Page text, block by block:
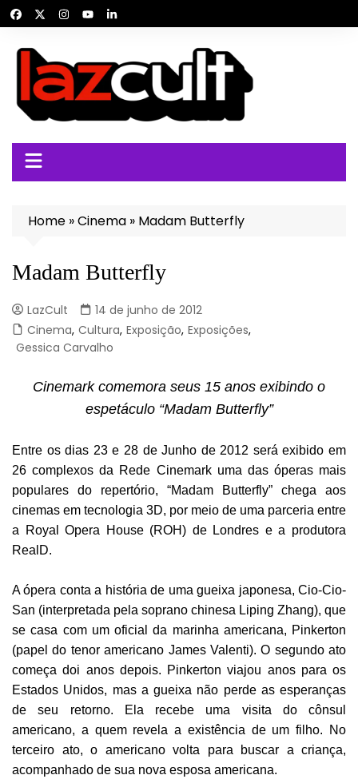
para
conteúdo
Home »Cinema » Madam Butterfly
Madam Butterfly
LazCult
14 de junho de 2012
Cinema, Cultura, Exposição, Exposições,
Gessica Carvalho
Cinemark comemora seus 15 anos exibindo o
espetáculo “Madam Butterfly”
Entre os dias 23 e 28 de Junho de 2012 será exibido em
26 complexos da Rede Cinemark uma das óperas mais
populares do repertório, “Madam Butterfly” chega aos
cinemas em tecnologia 3D, por meio de uma parceria entre
a Royal Opera House (ROH) de Londres e a produtora
RealD.
A ópera conta a história de uma gueixa japonesa, Cio-Cio-
San (interpretada pela soprano chinesa Liping Zhang), que
se casa com um oficial da marinha americana, Pinkerton
(papel do tenor americano James Valenti). O segundo ato
começa doi anos depois. Pinkerton viajou anos para os
Estados Unidos, mas a gueixa não perde as esperanças
de seu retorno. Ela recebe uma visita do cônsul
americano, a quem revela a existência de um filho. No
terceiro ato, o americano volta para buscar a criança,
acompanhado de sua nova esposa americana.